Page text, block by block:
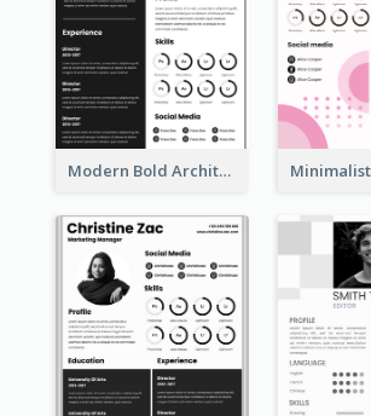
Modern Bold Architect Resume